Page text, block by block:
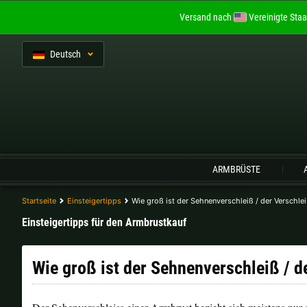
Deutsch
ARMBRÜSTE
Startseite Einsteigertipps Wie groß ist der Sehnenverschleiß / der
Einsteigertipps für den Armbrustkauf
Wie groß ist der Sehnenverschleiß /
Italien |€ Kroatien |kn
Portugal | € Schweden |kr
Versand nach Vereinigte